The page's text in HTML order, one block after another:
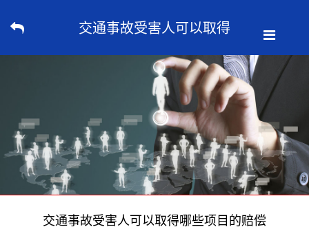
交通事故受害人可以取得
哪些项目的赔偿
交通事故受害人可以取得哪些项目的赔偿